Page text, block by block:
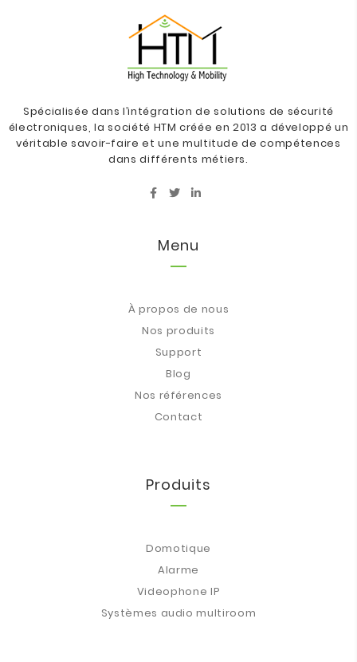
Spécialisée dans l’intégration de solutions de sécurité
électroniques, la société HTM créée en 2013 a développé un
véritable savoir-faire et une multitude de compétences
dans différents métiers.
Menu
À propos de nous
Nos produits
Support
Blog
Nos références
Contact
Produits
Domotique
Alarme
Videophone IP
Systèmes audio multiroom